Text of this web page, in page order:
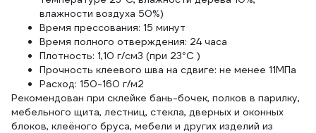
влажности воздуха 50%)
Время прессования: 15 минут
Время полного отверждения: 24 часа
Плотность: 1,10 г/см3 (при 23°С )
Прочность клеевого шва на сдвиге: не менее 11МПа
Расход: 150-160 г/м2
Рекомендован при склейке бань-бочек, полков в парилку,
мебельного щита, лестниц, стекла, дверных и оконных
блоков, клеёного бруса, мебели и других изделий из